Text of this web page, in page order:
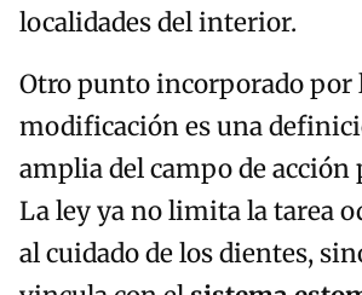
localidades del interior.
Otro punto incorporado por
modificación es una
amplia del campo de acción
La ley ya no limita la tarea
al cuidado de los dientes,